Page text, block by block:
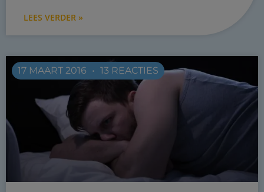
LEES VERDER »
17 MAART 2016 13 REACTIES